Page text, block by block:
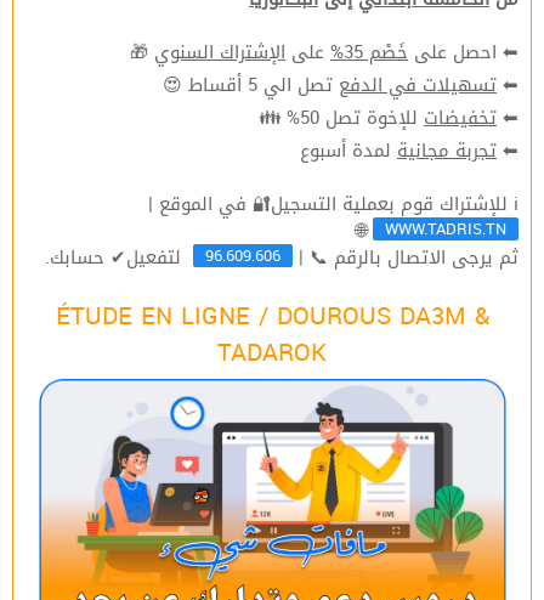
⬅ احصل على خَصْم 35% على الإشتراك السنوي 🎁
⬅تسهيلات في الدفع تصل الي 5 أقساط 😍
⬅تخفيضات للإخوة تصل 50% 👪
⬅تجربة مجانية لمدة أسبوع
ℹ للإشتراك قوم بعملية التسجيل🔐 في الموقع |
WWW.TADRIS.TN
🌐
ثم يرجى الاتصال بالرقم 📞 | 96.609.606 لتفعيل✔ حسابك.
ÉTUDE EN LIGNE / DOUROUS DA3M &
TADAROK